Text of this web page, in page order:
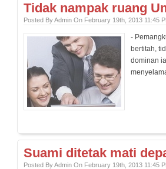
Tidak nampak ruang
Posted By Admin On February 19th, 2013 11:45
-
bertitah,
dominan
Suami ditetak mati
Posted By Admin On February 19th, 2013 11:45